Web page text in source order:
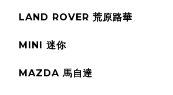
LAND ROVER 荒原路華
MINI 迷你
MAZDA 馬自達